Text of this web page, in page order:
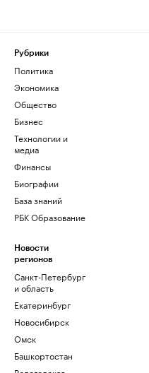
Рубрики
Политика
Экономика
Общество
Бизнес
Технологии и
медиа
Финансы
Биографии
База знаний
РБК Образование
Новости
регионов
Санкт-Петербург
и область
Екатеринбург
Новосибирск
Омск
Башкортостан